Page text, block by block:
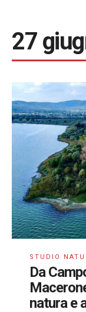
27
STUDIO
Da
natura e